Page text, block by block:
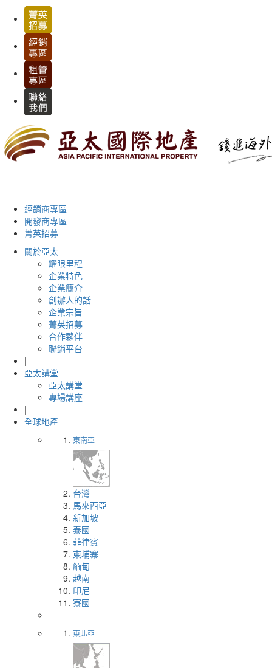
經銷商專區
開發商專區
菁英招募
關於亞太
耀眼里程
企業特色
企業簡介
創辦人的話
企業宗旨
菁英招募
合作夥伴
聯銷平台
|
亞太講堂
亞太講堂
專場講座
|
全球地產
東南亞
台灣
馬來西亞
新加坡
泰國
菲律賓
柬埔寨
緬甸
越南
印尼
寮國
東北亞